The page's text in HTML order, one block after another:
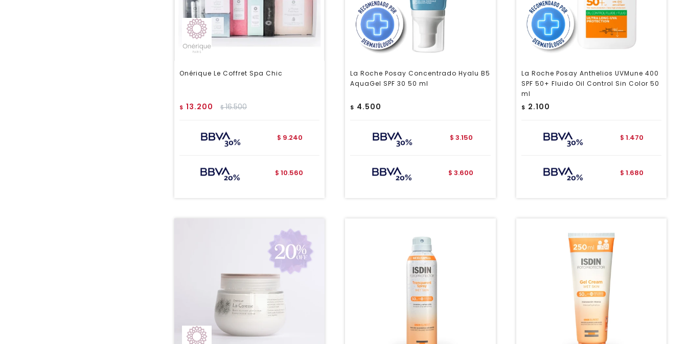
Onérique Le Coffret Spa Chic
$ 13.200 $16.500
$ 9.240
$ 10.560
La Roche Posay Concentrado Hyalu B5
AquaGel SPF 30 50 ml
$ 4.500
$ 3.150
$ 3.600
La Roche Posay Anthelios UVMune 400
SPF 50+ Fluido Oil Control Sin Color 50
ml
$ 2.100
$ 1.470
$ 1.680